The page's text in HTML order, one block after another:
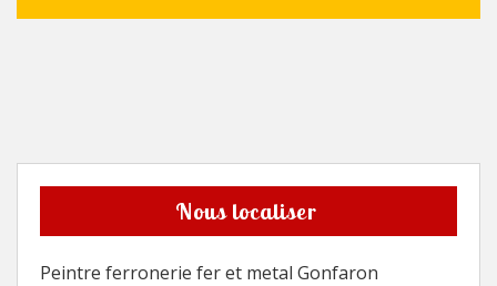
Nous localiser
Peintre ferronerie fer et metal Gonfaron